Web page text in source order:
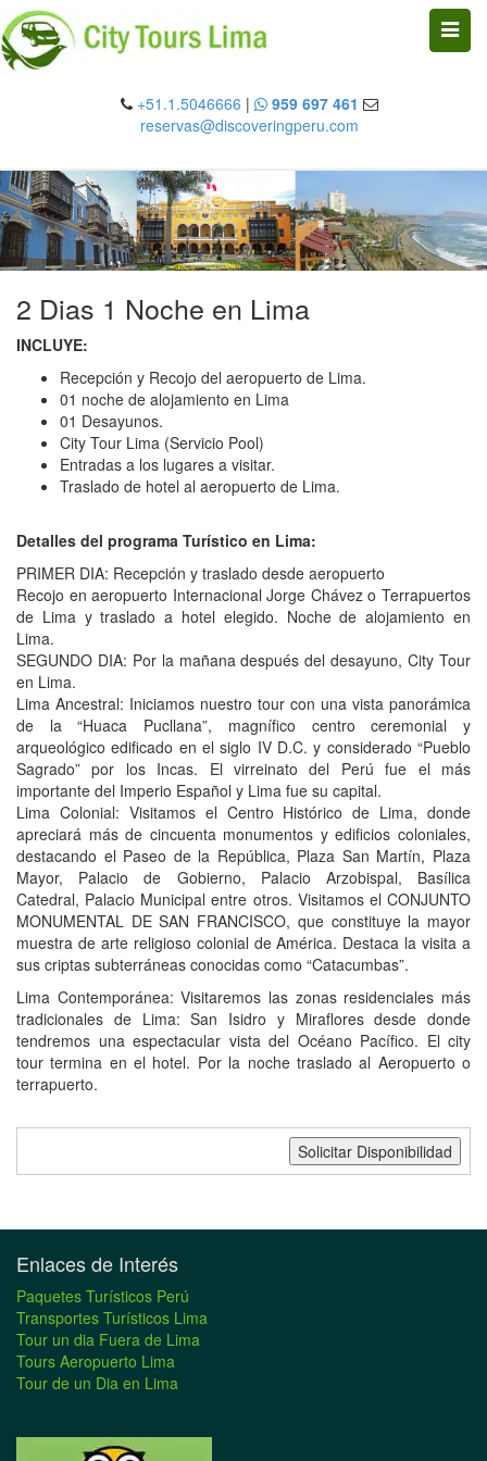
Toggle
+51.1.5046666 |
959 697 461
reservas@discoveringperu.com
2 Dias 1 Noche en Lima
INCLUYE:
Recepción y Recojo del aeropuerto de Lima.
01 noche de alojamiento en Lima
01 Desayunos.
City Tour Lima (Servicio Pool)
Entradas a los lugares a visitar.
Traslado de hotel al aeropuerto de Lima.
Detalles del programa Turístico en Lima:
PRIMER DIA: Recepción y traslado desde aeropuerto
Recojo en aeropuerto Internacional Jorge Chávez o Terrapuertos
de Lima y traslado a hotel elegido. Noche de alojamiento en
Lima.
SEGUNDO DIA: Por la mañana después del desayuno, City Tour
en Lima.
Lima Ancestral: Iniciamos nuestro tour con una vista panorámica
de la “Huaca Pucllana”, magnífico centro ceremonial y
arqueológico edificado en el siglo IV D.C. y considerado “Pueblo
Sagrado” por los Incas. El virreinato del Perú fue el más
importante del Imperio Español y Lima fue su capital.
Lima Colonial: Visitamos el Centro Histórico de Lima, donde
apreciará más de cincuenta monumentos y edificios coloniales,
destacando el Paseo de la República, Plaza San Martín, Plaza
Mayor, Palacio de Gobierno, Palacio Arzobispal, Basílica
Catedral, Palacio Municipal entre otros. Visitamos el CONJUNTO
MONUMENTAL DE SAN FRANCISCO, que constituye la mayor
muestra de arte religioso colonial de América. Destaca la visita a
sus criptas subterráneas conocidas como “Catacumbas”.
Lima Contemporánea: Visitaremos las zonas residenciales más
tradicionales de Lima: San Isidro y Miraflores desde donde
tendremos una espectacular vista del Océano Pacífico. El city
tour termina en el hotel. Por la noche traslado al Aeropuerto o
terrapuerto.
Enlaces de Interés
Paquetes Turísticos Perú
Transportes Turísticos Lima
Tour un dia Fuera de Lima
Tours Aeropuerto Lima
Tour de un Dia en Lima